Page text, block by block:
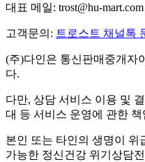
대표 메일: trost@hu-mart.com
고객문의: 트로스트 채널톡
(주)다인은 통신판매중개자
다.
다만, 상담 서비스 이용 및
대 등 서비스 운영에 관한
본인 또는 타인의 생명이 위
가능한 정신건강 위기상담